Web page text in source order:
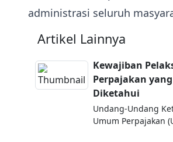
administrasi seluruh
Artikel Lainnya
Kewajiban
Perpajakan
Diketahui
Undang-Undang
Umum Perpajakan